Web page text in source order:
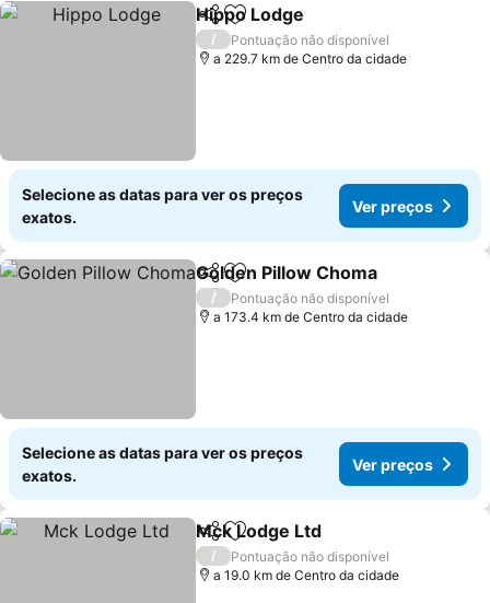
PartilharAdicionar aos favoritos
Hippo Lodge
/
Pontuação não disponível
a 229.7 km de Centro da cidade
Selecione as datas para ver os preços
exatos.
Ver preços
PartilharAdicionar aos favoritos
Golden Pillow Choma
/
Pontuação não disponível
a 173.4 km de Centro da cidade
Selecione as datas para ver os preços
exatos.
Ver preços
PartilharAdicionar aos favoritos
Mck Lodge Ltd
/
Pontuação não disponível
a 19.0 km de Centro da cidade